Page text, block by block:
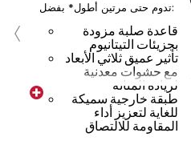
تدوم حتى مرتين أطول* بفضل:
قاعدة صلبة مزودة
بجزيئات التيتانيوم
تأثير عميق ثلاثي الأبعاد
مع حشوات معدنية
لزيادة المتانة
طبقة خارجية سميكة
للغاية لتعزيز أداء
المقاومة للالتصاق
‹